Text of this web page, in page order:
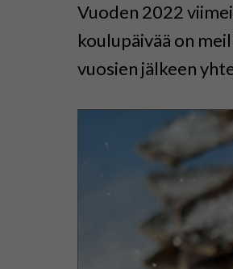
Vuoden 2022
koulupäivää on
vuosien jälkeen